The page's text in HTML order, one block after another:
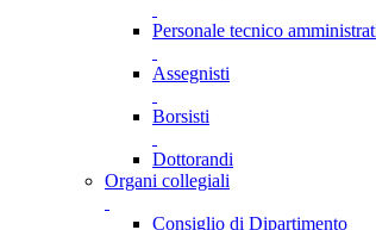
Personale tecnico
Assegnisti
Borsisti
Dottorandi
Organi collegiali
Consiglio di Dipartimento